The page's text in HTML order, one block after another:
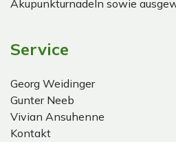
Akupunkturnadeln sowie
Service
Georg Weidinger
Gunter Neeb
Vivian Ansuhenne
Kontakt